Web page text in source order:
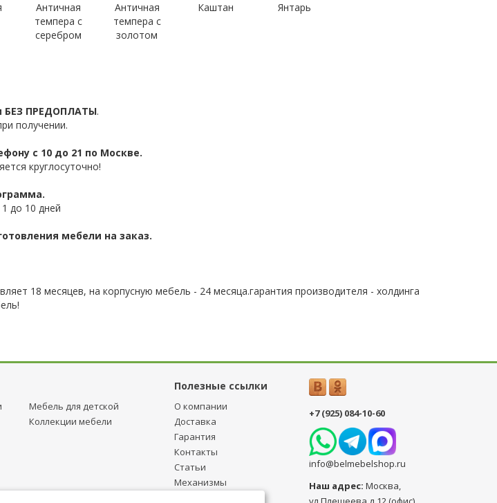
Античная
темпера с
серебром
Античная
темпера с
золотом
Каштан Янтарь
БЕЗ ПРЕДОПЛАТЫ.
получении.
с 10 до 21 по Москве.
круглосуточно!
до 10 дней
мебели на заказ.
18 месяцев, на корпусную мебель - 24 месяца.гарантия производителя - холдинга
Полезные ссылки
Мебель для детcкой
Коллекции мебели
О компании
Доставка
Гарантия
Контакты
Статьи
Механизмы
+7 (925) 084-10-60
info@belmebelshop.ru
Наш адрес: Москва